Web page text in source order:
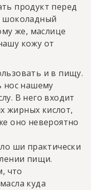
продукт перед
шоколадный
же, маслице
кожу от
и в пищу.
нос нашему
В него входит
жирных кислот,
оно невероятно
ши практически
пищи.
что
куда